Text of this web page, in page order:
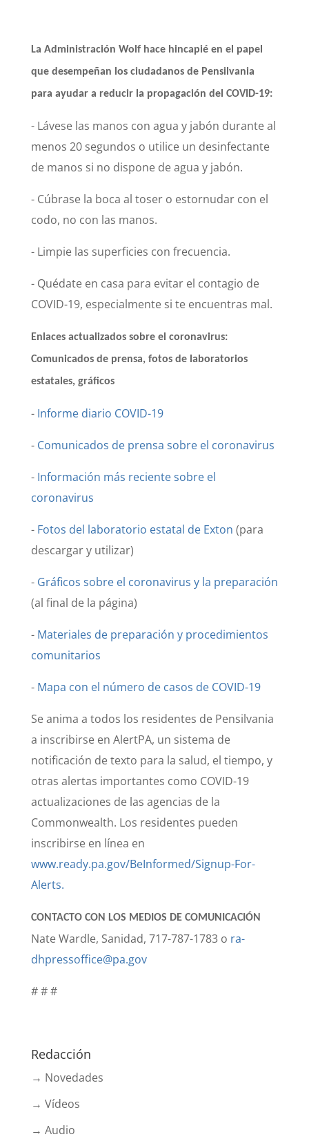
La Administración Wolf hace hincapié en el papel
que desempeñan los ciudadanos de Pensilvania
para ayudar a reducir la propagación del COVID-19:
- Lávese las manos con agua y jabón durante al
menos 20 segundos o utilice un desinfectante
de manos si no dispone de agua y jabón.
- Cúbrase la boca al toser o estornudar con el
codo, no con las manos.
- Limpie las superficies con frecuencia.
- Quédate en casa para evitar el contagio de
COVID-19, especialmente si te encuentras mal.
Enlaces actualizados sobre el coronavirus:
Comunicados de prensa, fotos de laboratorios
estatales, gráficos
- Informe diario COVID-19
- Comunicados de prensa sobre el coronavirus
- Información más reciente sobre el
coronavirus
- Fotos del laboratorio estatal de Exton (para
descargar y utilizar)
- Gráficos sobre el coronavirus y la preparación
(al final de la página)
- Materiales de preparación y procedimientos
comunitarios
- Mapa con el número de casos de COVID-19
Se anima a todos los residentes de Pensilvania
a inscribirse en AlertPA, un sistema de
notificación de texto para la salud, el tiempo, y
otras alertas importantes como COVID-19
actualizaciones de las agencias de la
Commonwealth. Los residentes pueden
inscribirse en línea en
www.ready.pa.gov/BeInformed/Signup-For-
Alerts.
CONTACTO CON LOS MEDIOS DE COMUNICACIÓN
Nate Wardle, Sanidad, 717-787-1783 o ra-
dhpressoffice@pa.gov
# # #
Redacción
→ Novedades
→ Vídeos
→ Audio